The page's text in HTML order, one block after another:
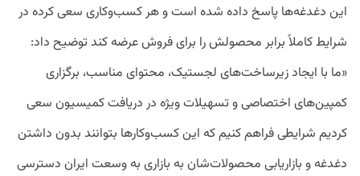
این دغدغه‌ها پاسخ داده شده است و هر کسب‌وکاری سعی کرده در
شرایط کاملاً برابر محصولش را برای فروش عرضه کند توضیح داد:
«ما با ایجاد زیرساخت‌های لجستیک، محتوای مناسب، برگزاری
کمپین‌های اختصاصی و تسهیلات ویژه در دریافت کمیسیون سعی
کردیم شرایطی فراهم کنیم که این کسب‌وکارها بتوانند بدون داشتن
دغدغه و بازاریابی محصولات‌شان به بازاری به وسعت ایران دسترسی